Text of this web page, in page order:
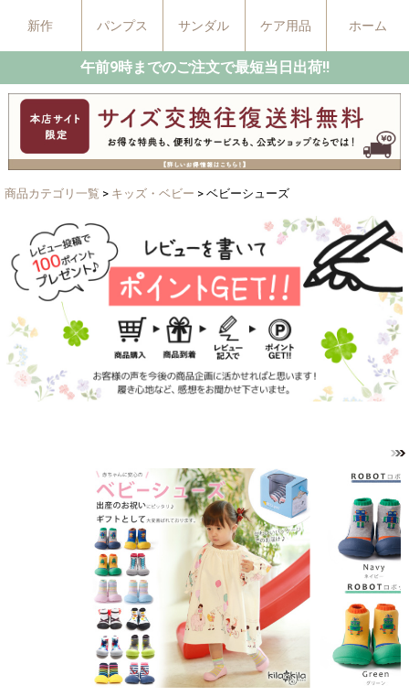
新作 パンプス サンダル ケア用品 ホーム
午前9時までのご注文で最短当日出荷!!
商品カテゴリ一覧 > キッズ・ベビー > ベビーシューズ